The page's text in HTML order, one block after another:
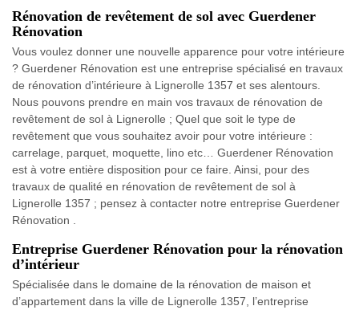
Rénovation de revêtement de sol avec Guerdener
Rénovation
Vous voulez donner une nouvelle apparence pour votre intérieure
? Guerdener Rénovation est une entreprise spécialisé en travaux
de rénovation d’intérieure à Lignerolle 1357 et ses alentours.
Nous pouvons prendre en main vos travaux de rénovation de
revêtement de sol à Lignerolle ; Quel que soit le type de
revêtement que vous souhaitez avoir pour votre intérieure :
carrelage, parquet, moquette, lino etc… Guerdener Rénovation
est à votre entière disposition pour ce faire. Ainsi, pour des
travaux de qualité en rénovation de revêtement de sol à
Lignerolle 1357 ; pensez à contacter notre entreprise Guerdener
Rénovation .
Entreprise Guerdener Rénovation pour la rénovation
d’intérieur
Spécialisée dans le domaine de la rénovation de maison et
d’appartement dans la ville de Lignerolle 1357, l’entreprise